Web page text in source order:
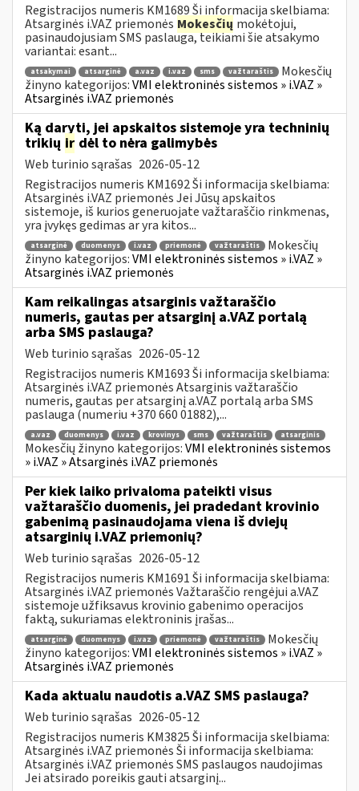
Registracijos numeris KM1689 Ši informacija skelbiama:
Atsarginės i.VAZ priemonės Mokesčių mokėtojui,
pasinaudojusiam SMS paslauga, teikiami šie atsakymo
variantai: esant...
atsakymai atsarginė a.vaz i.vaz sms važtaraštis
Mokesčių
žinyno kategorijos:VMI elektroninės sistemos » i.VAZ »
Atsarginės i.VAZ priemonės
Ką daryti, jei apskaitos sistemoje yra techninių
trikių ir dėl to nėra galimybės
Web turinio sąrašas 2026-05-12
Registracijos numeris KM1692 Ši informacija skelbiama:
Atsarginės i.VAZ priemonės Jei Jūsų apskaitos
sistemoje, iš kurios generuojate važtaraščio rinkmenas,
yra įvykęs gedimas ar yra kitos...
atsarginė duomenys i.vaz priemonė važtaraštis
Mokesčių
žinyno kategorijos:VMI elektroninės sistemos » i.VAZ »
Atsarginės i.VAZ priemonės
Kam reikalingas atsarginis važtaraščio
numeris, gautas per atsarginį a.VAZ portalą
arba SMS paslauga?
Web turinio sąrašas 2026-05-12
Registracijos numeris KM1693 Ši informacija skelbiama:
Atsarginės i.VAZ priemonės Atsarginis važtaraščio
numeris, gautas per atsarginį a.VAZ portalą arba SMS
paslauga (numeriu +370 660 01882),...
a.vaz duomenys i.vaz krovinys sms važtaraštis atsarginis
Mokesčių žinyno kategorijos:VMI elektroninės sistemos
» i.VAZ » Atsarginės i.VAZ priemonės
Per kiek laiko privaloma pateikti visus
važtaraščio duomenis, jei pradedant krovinio
gabenimą pasinaudojama viena iš dviejų
atsarginių i.VAZ priemonių?
Web turinio sąrašas 2026-05-12
Registracijos numeris KM1691 Ši informacija skelbiama:
Atsarginės i.VAZ priemonės Važtaraščio rengėjui a.VAZ
sistemoje užfiksavus krovinio gabenimo operacijos
faktą, sukuriamas elektroninis įrašas...
atsarginė duomenys i.vaz priemonė važtaraštis
Mokesčių
žinyno kategorijos:VMI elektroninės sistemos » i.VAZ »
Atsarginės i.VAZ priemonės
Kada aktualu naudotis a.VAZ SMS paslauga?
Web turinio sąrašas 2026-05-12
Registracijos numeris KM3825 Ši informacija skelbiama:
Atsarginės i.VAZ priemonės Ši informacija skelbiama:
Atsarginės i.VAZ priemonės SMS paslaugos naudojimas
Jei atsirado poreikis gauti atsarginį...